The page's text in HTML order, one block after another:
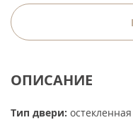
ОПИСАНИЕ
Тип двери: остекленная